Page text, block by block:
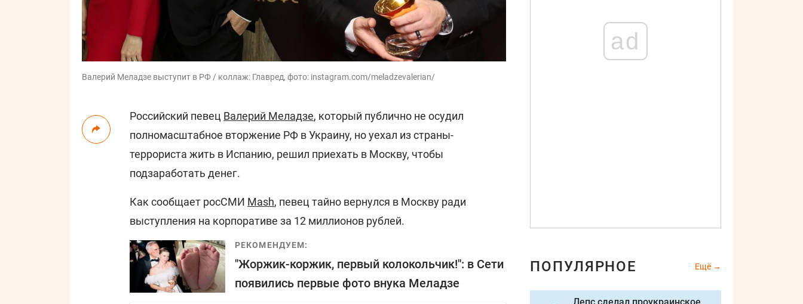
Валерий Меладзе выступит в РФ / коллаж: Главред, фото: instagram.com/meladzevalerian/
Российский певец Валерий Меладзе, который публично не осудил
полномасштабное вторжение РФ в Украину, но уехал из страны-
террориста жить в Испанию, решил приехать в Москву, чтобы
подзаработать денег.
Как сообщает росСМИ Mash, певец тайно вернулся в Москву ради
выступления на корпоративе за 12 миллионов рублей.
РЕКОМЕНДУЕМ:
"Жоржик-коржик, первый колокольчик!": в Сети
появились первые фото внука Меладзе
ad
ПОПУЛЯРНОЕ Ещё